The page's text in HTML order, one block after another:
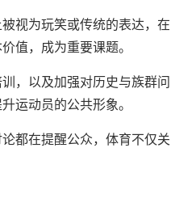
视为玩笑或传统的表达，在
值，成为重要课题。
，以及加强对历史与族群问
运动员的公共形象。
都在提醒公众，体育不仅关